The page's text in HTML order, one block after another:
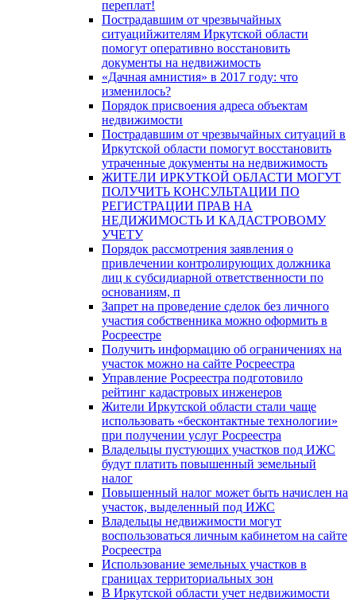
переплат!
Пострадавшим от чрезвычайных
ситуацийжителям Иркутской области
помогут оперативно восстановить
документы на недвижимость
«Дачная амнистия» в 2017 году: что
изменилось?
Порядок присвоения адреса объектам
недвижимости
Пострадавшим от чрезвычайных ситуаций в
Иркутской области помогут восстановить
утраченные документы на недвижимость
ЖИТЕЛИ ИРКУТКОЙ ОБЛАСТИ МОГУТ
ПОЛУЧИТЬ КОНСУЛЬТАЦИИ ПО
РЕГИСТРАЦИИ ПРАВ НА
НЕДИЖИМОСТЬ И КАДАСТРОВОМУ
УЧЕТУ
Порядок рассмотрения заявления о
привлечении контролирующих должника
лиц к субсидиарной ответственности по
основаниям, п
Запрет на проведение сделок без личного
участия собственника можно оформить в
Росреестре
Получить информацию об ограничениях на
участок можно на сайте Росреестра
Управление Росреестра подготовило
рейтинг кадастровых инженеров
Жители Иркутской области стали чаще
использовать «бесконтактные технологии»
при получении услуг Росреестра
Владельцы пустующих участков под ИЖС
будут платить повышенный земельный
налог
Повышенный налог может быть начислен на
участок, выделенный под ИЖС
Владельцы недвижимости могут
воспользоваться личным кабинетом на сайте
Росреестра
Использование земельных участков в
границах территориальных зон
В Иркутской области учет недвижимости